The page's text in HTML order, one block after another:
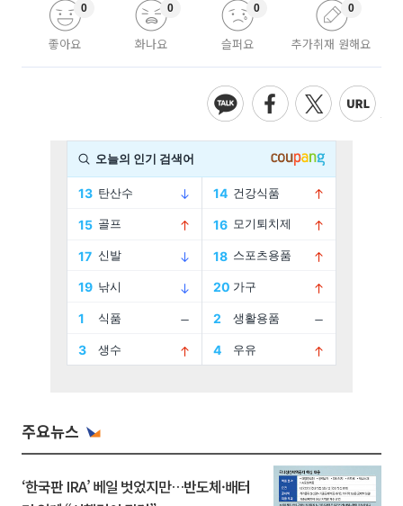
좋아요
0
화나요
0
슬퍼요
0
추가취재 원해요
0
주요뉴스
‘한국판 IRA’ 베일 벗었지만…반도체·배터